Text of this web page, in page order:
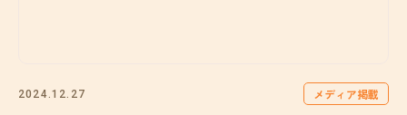
2024.12.27 メディア掲載